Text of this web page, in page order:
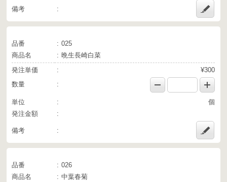
備考
品番
025
商品名
晩生長崎白菜
発注単価
¥300
数量
単位
個
発注金額
備考
品番
026
商品名
中葉春菊